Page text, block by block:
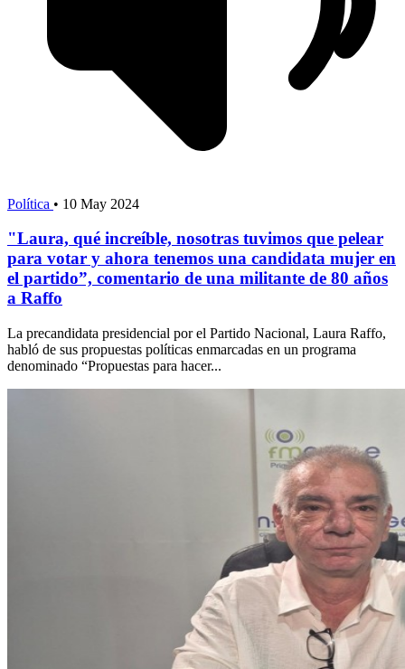
Política • 10 May 2024
"Laura, qué increíble, nosotras tuvimos que pelear
para votar y ahora tenemos una candidata mujer en
el partido”, comentario de una militante de 80 años
a Raffo
La precandidata presidencial por el Partido Nacional, Laura Raffo,
habló de sus propuestas políticas enmarcadas en un programa
denominado “Propuestas para hacer...